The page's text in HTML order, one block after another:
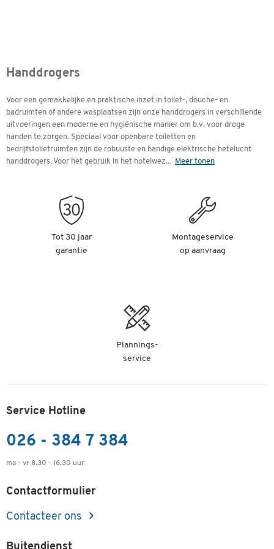
Handdrogers
Voor een gemakkelijke en praktische inzet in toilet-, douche- en
badruimten of andere wasplaatsen zijn onze handdrogers in verschillende
uitvoeringen een moderne en hygiënische manier om b.v. voor droge
handen te zorgen. Speciaal voor openbare toiletten en
bedrijfstoiletruimten zijn de robuuste en handige elektrische hetelucht
handdrogers. Voor het gebruik in het hotelwez... Meer tonen
Tot 30 jaar
garantie
Montageservice
op aanvraag
Plannings-
service
Service Hotline
026 - 384 7 384
ma - vr 8.30 - 16.30 uur
Contactformulier
Contacteer ons